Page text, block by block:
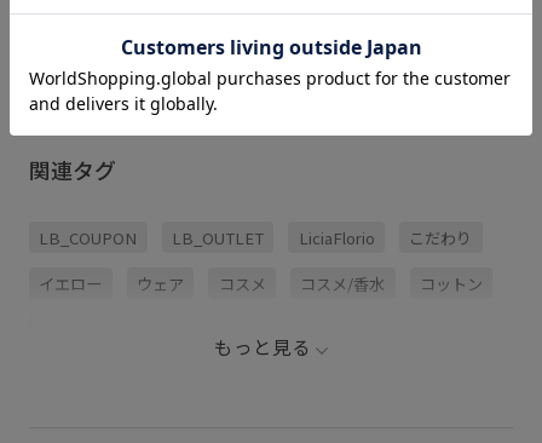
関連タグ
LB_COUPON LB_OUTLET LiciaFlorio こだわり
イエロー ウェア コスメ コスメ/香水 コットン
もっと見る